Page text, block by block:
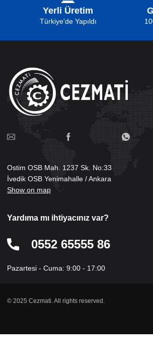
Yerli Üretim
Türkiye'de Yapıldı
Ostim OSB Mah. 1237 Sk. No:33
İvedik OSB Yenimahalle / Ankara
Show on map
Yardıma mı ihtiyacınız var?
0552 65555 86
Pazartesi - Cuma: 9:00 - 17:00
© 2025 Cezmati. All rights reserved.